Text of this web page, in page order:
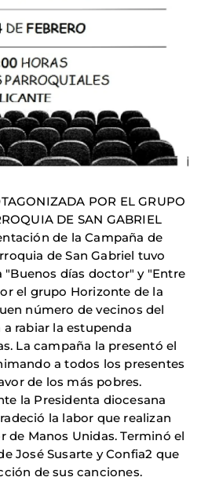
POR EL GRUPO
DE SAN GABRIEL
de la Campaña de
de San Gabriel tuvo
"Buenos días doctor" y "Entre
el grupo Horizonte de la
número de vecinos del
rabiar la estupenda
La campaña la presentó el
a todos los presentes
de los más pobres.
la Presidenta diocesana
la labor que realizan
de Manos Unidas. Terminó el
José Susarte y Confia2 que
de sus canciones.